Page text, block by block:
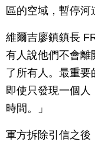
區的空域，暫停河
維爾吉廖鎮鎮長
有人說他們不會離
了所有人。最重要
即使只發現一個人
時間。」
軍方拆除引信之後